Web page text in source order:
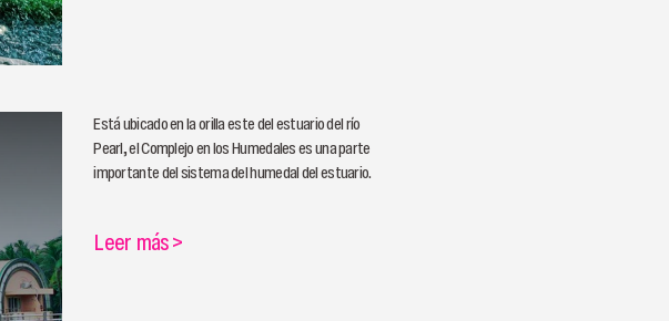
Está ubicado en la orilla este del estuario del río
Pearl, el Complejo en los Humedales es una parte
importante del sistema del humedal del estuario.
Leer más>